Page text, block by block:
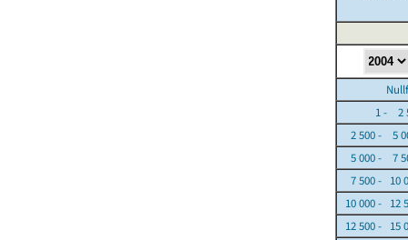
1 - 2
2 500 - 5
5 000 - 7
7 500 - 10
10 000 - 12
12 500 - 15